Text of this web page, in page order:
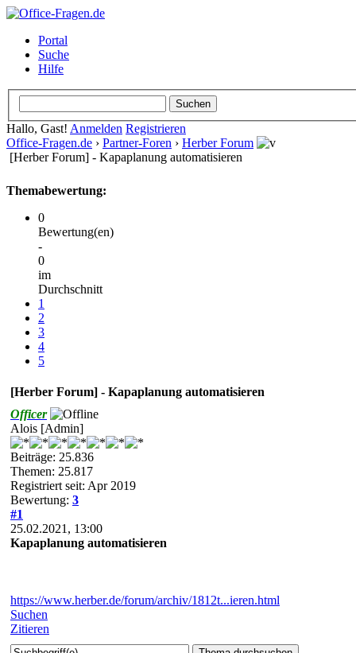
Portal
Suche
Hilfe
Hallo, Gast! Anmelden Registrieren
Office-Fragen.de › Partner-Foren › Herber Forum
[Herber Forum] - Kapaplanung automatisieren
Themabewertung:
0
Bewertung(en)
-
0
im
Durchschnitt
1
2
3
4
5
[Herber Forum] - Kapaplanung automatisieren
Officer
Alois [Admin]
Beiträge: 25.836
Themen: 25.817
Registriert seit: Apr 2019
Bewertung: 3
#1
25.02.2021, 13:00
Kapaplanung automatisieren
https://www.herber.de/forum/archiv/1812t...ieren.html
Suchen
Zitieren